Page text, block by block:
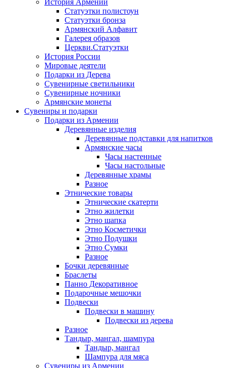
История Армении
Статуэтки полистоун
Статуэтки бронза
Армянский Алфавит
Галерея образов
Церкви.Статуэтки
История России
Мировые деятели
Подарки из Дерева
Сувенирные светильники
Сувенирные ночники
Армянские монеты
Сувениры и подарки
Подарки из Армении
Деревянные изделия
Деревянные подставки для напитков
Армянские часы
Часы настенные
Часы настольные
Деревянные храмы
Разное
Этнические товары
Этнические скатерти
Этно жилетки
Этно шапка
Этно Косметички
Этно Подушки
Этно Сумки
Разное
Бочки деревянные
Браслеты
Панно Декоративное
Подарочные мешочки
Подвески
Подвески в машину
Подвески из дерева
Разное
Тандыр, мангал, шампура
Тандыр, мангал
Шампура для мяса
Сувениры из Армении